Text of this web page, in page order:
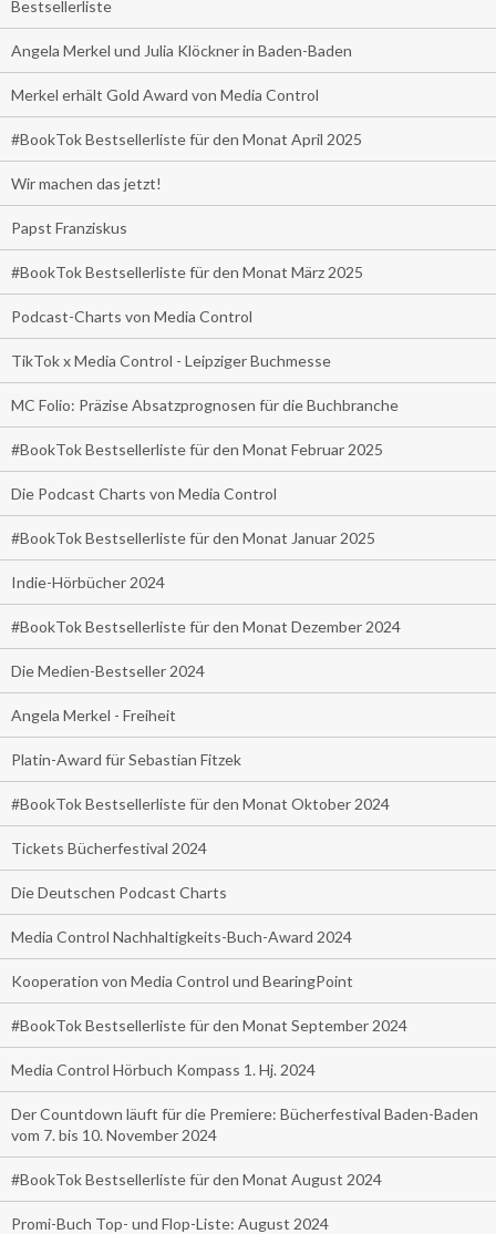
Bestsellerliste
Angela Merkel und Julia Klöckner in Baden-Baden
Merkel erhält Gold Award von Media Control
#BookTok Bestsellerliste für den Monat April 2025
Wir machen das jetzt!
Papst Franziskus
#BookTok Bestsellerliste für den Monat März 2025
Podcast-Charts von Media Control
TikTok x Media Control - Leipziger Buchmesse
MC Folio: Präzise Absatzprognosen für die Buchbranche
#BookTok Bestsellerliste für den Monat Februar 2025
Die Podcast Charts von Media Control
#BookTok Bestsellerliste für den Monat Januar 2025
Indie-Hörbücher 2024
#BookTok Bestsellerliste für den Monat Dezember 2024
Die Medien-Bestseller 2024
Angela Merkel - Freiheit
Platin-Award für Sebastian Fitzek
#BookTok Bestsellerliste für den Monat Oktober 2024
Tickets Bücherfestival 2024
Die Deutschen Podcast Charts
Media Control Nachhaltigkeits-Buch-Award 2024
Kooperation von Media Control und BearingPoint
#BookTok Bestsellerliste für den Monat September 2024
Media Control Hörbuch Kompass 1. Hj. 2024
Der Countdown läuft für die Premiere: Bücherfestival Baden-Baden
vom 7. bis 10. November 2024
#BookTok Bestsellerliste für den Monat August 2024
Promi-Buch Top- und Flop-Liste: August 2024